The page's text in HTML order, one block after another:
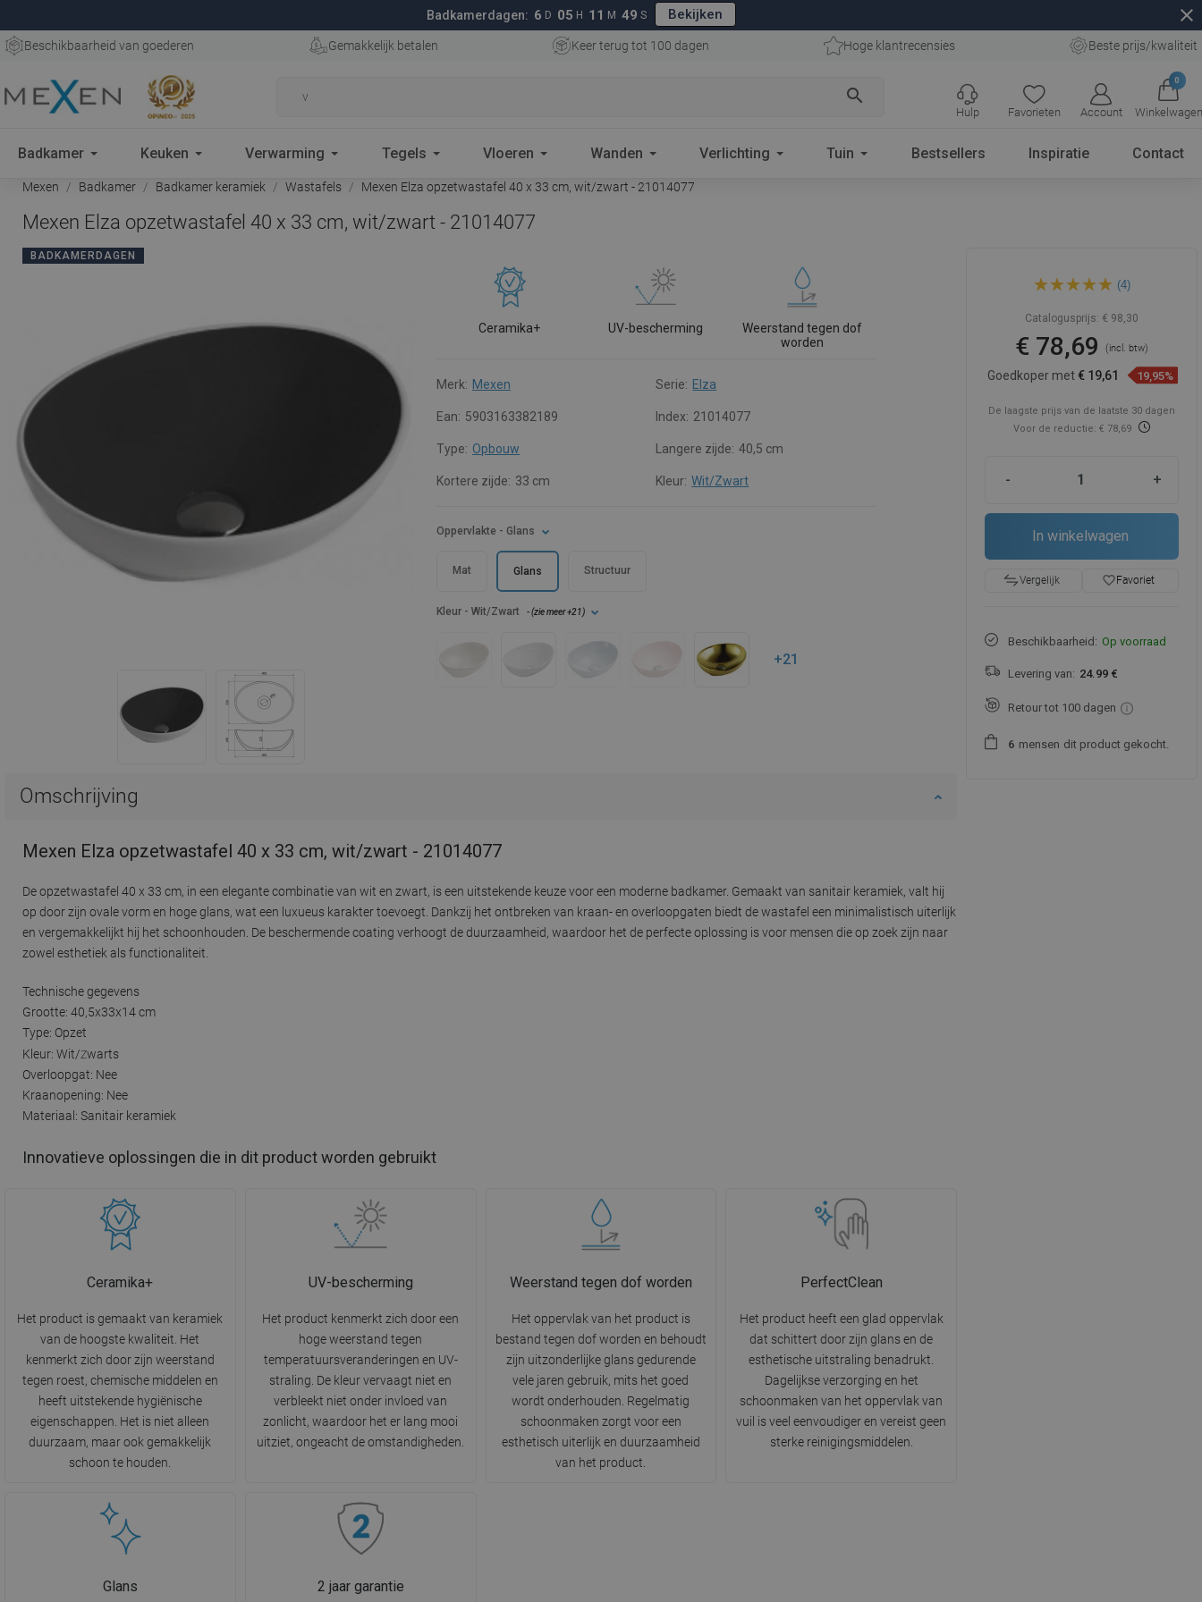
Badkamerdagen: 6 D 05 H 11 M 48 S Bekijken close
Beschikbaarheid van goederen Gemakkelijk betalen Keer terug tot 100 dagen Hoge klantrecensies Beste prijs/kwaliteit
search
Favorieten Account
0
Winkelwagen
Hulp
Badkamer Keuken Verwarming Tegels Vloeren Wanden Verlichting Tuin Bestsellers Inspiratie Contact
Mexen Badkamer Badkamer keramiek Wastafels Mexen Elza opzetwastafel 40 x 33 cm, wit/zwart - 21014077
Mexen Elza opzetwastafel 40 x 33 cm, wit/zwart - 21014077
BADKAMERDAGEN
Ceramika+ UV-bescherming
Weerstand tegen dof
worden
Merk: Mexen Serie: Elza
Ean: 5903163382189 Index: 21014077
Type: Opbouw Langere zijde: 40,5 cm
Kortere zijde: 33 cm Kleur: Wit/Zwart
Kleur - Wit/Zwart - (zie meer+21)
+21
Oppervlakte - Glans
Mat Glans Structuur
Omschrijving
Mexen Elza opzetwastafel 40 x 33 cm, wit/zwart - 21014077
De opzetwastafel 40 x 33 cm, in een elegante combinatie van wit en zwart, is een uitstekende keuze voor een moderne badkamer. Gemaakt van sanitair keramiek, valt hij
op door zijn ovale vorm en hoge glans, wat een luxueus karakter toevoegt. Dankzij het ontbreken van kraan- en overloopgaten biedt de wastafel een minimalistisch uiterlijk
en vergemakkelijkt hij het schoonhouden. De beschermende coating verhoogt de duurzaamheid, waardoor het de perfecte oplossing is voor mensen die op zoek zijn naar
zowel esthetiek als functionaliteit.
Technische gegevens
Grootte: 40,5x33x14 cm
Type: Opzet
Kleur: Wit/Zwarts
Overloopgat: Nee
Kraanopening: Nee
Materiaal: Sanitair keramiek
Innovatieve oplossingen die in dit product worden gebruikt
Ceramika+
Het product is gemaakt van keramiek
van de hoogste kwaliteit. Het
kenmerkt zich door zijn weerstand
tegen roest, chemische middelen en
heeft uitstekende hygiënische
eigenschappen. Het is niet alleen
duurzaam, maar ook gemakkelijk
schoon te houden.
UV-bescherming
Het product kenmerkt zich door een
hoge weerstand tegen
temperatuursveranderingen en UV-
straling. De kleur vervaagt niet en
verbleekt niet onder invloed van
zonlicht, waardoor het er lang mooi
uitziet, ongeacht de omstandigheden.
Weerstand tegen dof worden
Het oppervlak van het product is
bestand tegen dof worden en behoudt
zijn uitzonderlijke glans gedurende
vele jaren gebruik, mits het goed
wordt onderhouden. Regelmatig
schoonmaken zorgt voor een
esthetisch uiterlijk en duurzaamheid
van het product.
PerfectClean
Het product heeft een glad oppervlak
dat schittert door zijn glans en de
esthetische uitstraling benadrukt.
Dagelijkse verzorging en het
schoonmaken van het oppervlak van
vuil is veel eenvoudiger en vereist geen
sterke reinigingsmiddelen.
Glans 2 jaar garantie
Mexen Elza opzetwastafel 40
x 33 cm, wit/zwart - 21014077
(4)
Catalogusprijs: € 98,30
€ 78,69(incl. btw)
Goedkoper met € 19,61 19,95%
De laagste prijs van de laatste 30 dagen
Voor de reductie: € 78,69
- +
In winkelwagen
Vergelijk favorite_borderFavoriet
Beschikbaarheid: Op voorraad
Levering van: 24.99 €
Retour tot 100 dagen
6 mensen dit product gekocht.